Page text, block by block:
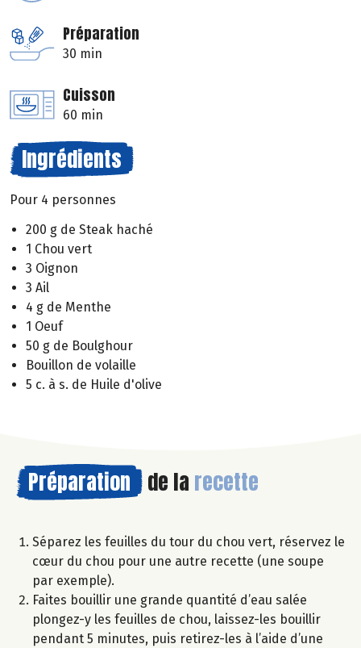
Préparation
30 min
Cuisson
60 min
Ingrédients
Pour 4 personnes
200 g de Steak haché
1 Chou vert
3 Oignon
3 Ail
4 g de Menthe
1 Oeuf
50 g de Boulghour
Bouillon de volaille
5 c. à s. de Huile d'olive
Préparation de la recette
Séparez les feuilles du tour du chou vert, réservez le
cœur du chou pour une autre recette (une soupe
par exemple).
Faites bouillir une grande quantité d’eau salée
plongez-y les feuilles de chou, laissez-les bouillir
pendant 5 minutes, puis retirez-les à l’aide d’une